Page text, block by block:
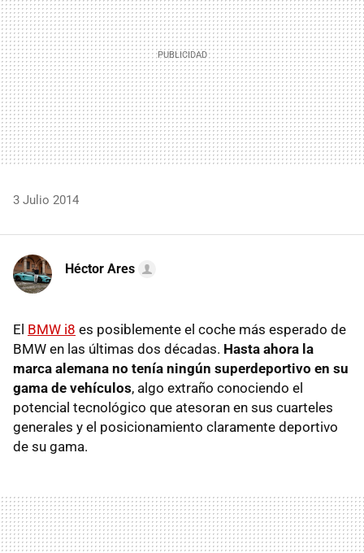
3 Julio 2014
Héctor Ares
El BMW i8 es posiblemente el coche más esperado de
BMW en las últimas dos décadas. Hasta ahora la
marca alemana no tenía ningún superdeportivo en su
gama de vehículos, algo extraño conociendo el
potencial tecnológico que atesoran en sus cuarteles
generales y el posicionamiento claramente deportivo
de su gama.